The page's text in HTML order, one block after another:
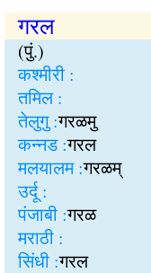
गरल
(पुं.)
कश्मीरी :
तमिल :
तेलुगु :गरळमु
कन्नड :गरल
मलयालम :गरळम्
उर्दू :
पंजाबी :गरळ
मराठी :
सिंधी :गरल